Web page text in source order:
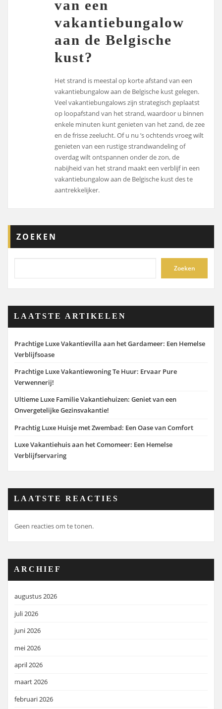
van een
vakantiebungalow
aan de Belgische
kust?
Het strand is meestal op korte afstand van een
vakantiebungalow aan de Belgische kust gelegen.
Veel vakantiebungalows zijn strategisch geplaatst
op loopafstand van het strand, waardoor u binnen
enkele minuten kunt genieten van het zand, de zee
en de frisse zeelucht. Of u nu ’s ochtends vroeg wilt
genieten van een rustige strandwandeling of
overdag wilt ontspannen onder de zon, de
nabijheid van het strand maakt een verblijf in een
vakantiebungalow aan de Belgische kust des te
aantrekkelijker.
ZOEKEN
Zoeken
LAATSTE ARTIKELEN
Prachtige Luxe Vakantievilla aan het Gardameer: Een Hemelse
Verblijfsoase
Prachtige Luxe Vakantiewoning Te Huur: Ervaar Pure
Verwennerij!
Ultieme Luxe Familie Vakantiehuizen: Geniet van een
Onvergetelijke Gezinsvakantie!
Prachtig Luxe Huisje met Zwembad: Een Oase van Comfort
Luxe Vakantiehuis aan het Comomeer: Een Hemelse
Verblijfservaring
LAATSTE REACTIES
Geen reacties om te tonen.
ARCHIEF
augustus 2026
juli 2026
juni 2026
mei 2026
april 2026
maart 2026
februari 2026